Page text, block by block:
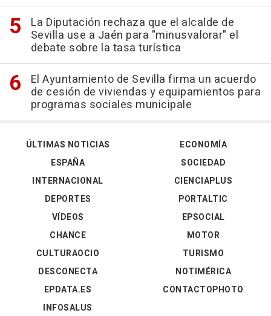
La Diputación rechaza que el alcalde de
Sevilla use a Jaén para "minusvalorar" el
debate sobre la tasa turística
El Ayuntamiento de Sevilla firma un acuerdo
de cesión de viviendas y equipamientos para
programas sociales municipale
ÚLTIMAS NOTICIAS
ESPAÑA
INTERNACIONAL
DEPORTES
VÍDEOS
ECONOMÍA
SOCIEDAD
CIENCIAPLUS
PORTALTIC
EPSOCIAL
CHANCE
CULTURAOCIO
DESCONECTA
EPDATA.ES
INFOSALUS
MOTOR
TURISMO
NOTIMÉRICA
CONTACTOPHOTO